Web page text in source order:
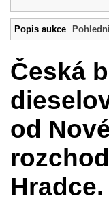
Popis aukce
Česká
od
Hradce.